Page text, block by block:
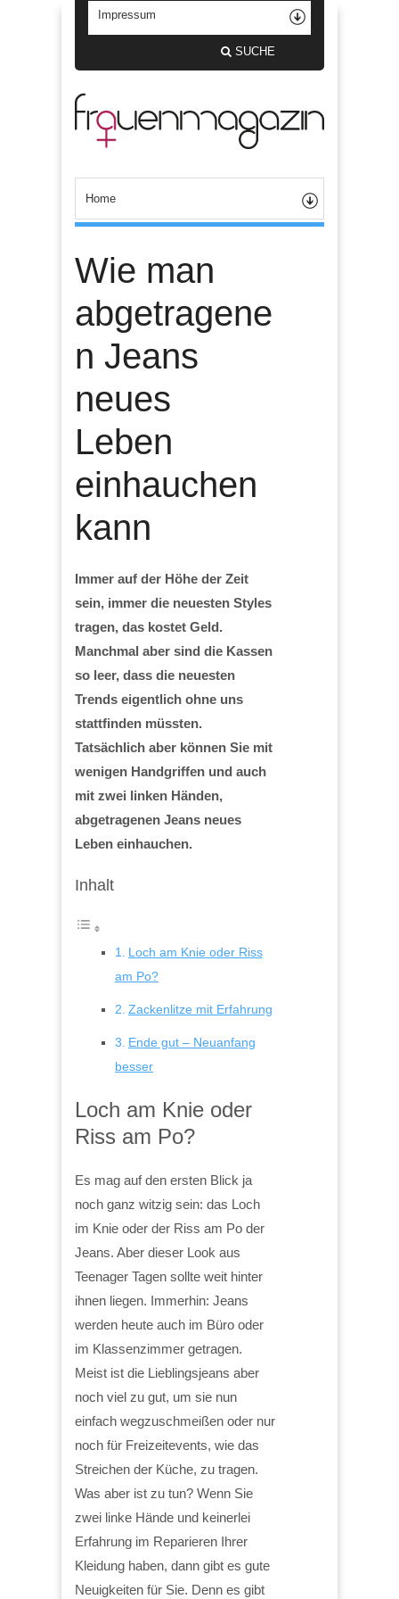
SUCHE
Wie man
abgetragene
n Jeans
neues
Leben
einhauchen
kann
Immer auf der Höhe der Zeit
sein, immer die neuesten Styles
tragen, das kostet Geld.
Manchmal aber sind die Kassen
so leer, dass die neuesten
Trends eigentlich ohne uns
stattfinden müssten.
Tatsächlich aber können Sie mit
wenigen Handgriffen und auch
mit zwei linken Händen,
abgetragenen Jeans neues
Leben einhauchen.
Inhalt
Loch am Knie oder Riss
am Po?
Zackenlitze mit Erfahrung
Ende gut – Neuanfang
besser
Loch am Knie oder
Riss am Po?
Es mag auf den ersten Blick ja
noch ganz witzig sein: das Loch
im Knie oder der Riss am Po der
Jeans. Aber dieser Look aus
Teenager Tagen sollte weit hinter
ihnen liegen. Immerhin: Jeans
werden heute auch im Büro oder
im Klassenzimmer getragen.
Meist ist die Lieblingsjeans aber
noch viel zu gut, um sie nun
einfach wegzuschmeißen oder nur
noch für Freizeitevents, wie das
Streichen der Küche, zu tragen.
Was aber ist zu tun? Wenn Sie
zwei linke Hände und keinerlei
Erfahrung im Reparieren Ihrer
Kleidung haben, dann gibt es gute
Neuigkeiten für Sie. Denn es gibt